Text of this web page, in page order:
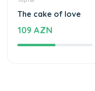
The cake of love
109 AZN